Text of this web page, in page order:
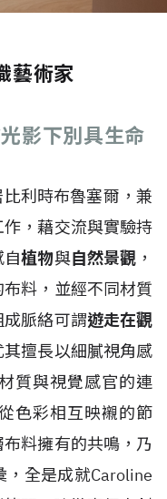
藝術家
影下別具生命
利時布魯塞爾，兼
，藉交流與實驗持
自植物與自然景觀 ，
料，並經不同材質
脈絡可謂遊走在觀
其擅長以細膩視角感
質與視覺感官的連
色彩相互映襯的節
料擁有的共鳴，乃
，全是成就Caroline